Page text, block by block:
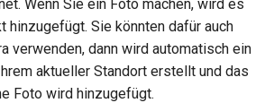
Wenn Sie ein Foto machen, wird es
hinzugefügt. Sie könnten dafür auch
verwenden, dann wird automatisch ein
aktueller Standort erstellt und das
Foto wird hinzugefügt.